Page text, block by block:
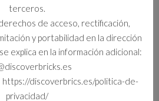
terceros.
de acceso, rectificación,
y portabilidad en la dirección
explica en la información adicional:
https://discoverbrics.es/politica-de-
privacidad/